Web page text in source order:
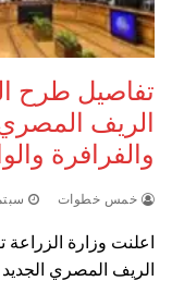
تفاصيل طرح
والفرافرة
خمس خطوات سبتمبر
اعلنت وزارة